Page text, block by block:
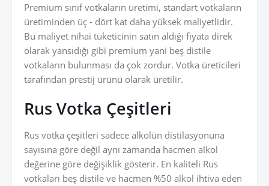
Premium sınıf votkaların üretimi, standart votkaların
üretiminden üç - dört kat daha yüksek maliyetlidir.
Bu maliyet nihai tüketicinin satın aldığı fiyata direk
olarak yansıdığı gibi premium yani beş distile
votkaların bulunması da çok zordur. Votka üreticileri
tarafından prestij ürünü olarak üretilir.
Rus Votka Çeşitleri
Rus votka çeşitleri sadece alkolün distilasyonuna
sayısına göre değil aynı zamanda hacmen alkol
değerine göre değişiklik gösterir. En kaliteli Rus
votkaları beş distile ve hacmen %50 alkol ihtiva eden